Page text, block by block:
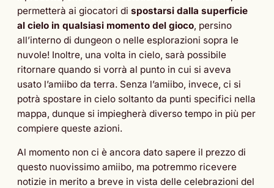
permetterà ai giocatori di spostarsi dalla superficie
al cielo in qualsiasi momento del gioco, persino
all’interno di dungeon o nelle esplorazioni sopra le
nuvole! Inoltre, una volta in cielo, sarà possibile
ritornare quando si vorrà al punto in cui si aveva
usato l’amiibo da terra. Senza l’amiibo, invece, ci si
potrà spostare in cielo soltanto da punti specifici nella
mappa, dunque si impiegherà diverso tempo in più per
compiere queste azioni.
Al momento non ci è ancora dato sapere il prezzo di
questo nuovissimo amiibo, ma potremmo ricevere
notizie in merito a breve in vista delle celebrazioni del